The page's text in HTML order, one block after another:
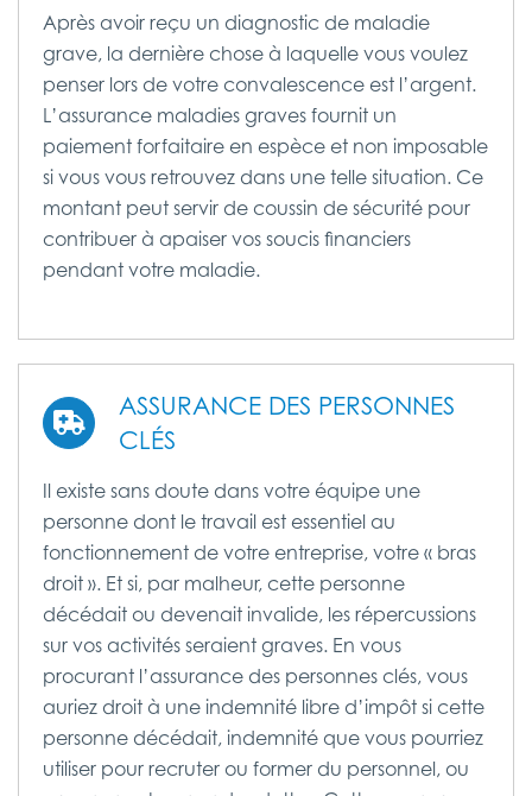
Après avoir reçu un diagnostic de maladie
grave, la dernière chose à laquelle vous voulez
penser lors de votre convalescence est l’argent.
L’assurance maladies graves fournit un
paiement forfaitaire en espèce et non imposable
si vous vous retrouvez dans une telle situation. Ce
montant peut servir de coussin de sécurité pour
contribuer à apaiser vos soucis financiers
pendant votre maladie.
ASSURANCE DES PERSONNES
CLÉS
Il existe sans doute dans votre équipe une
personne dont le travail est essentiel au
fonctionnement de votre entreprise, votre « bras
droit ». Et si, par malheur, cette personne
décédait ou devenait invalide, les répercussions
sur vos activités seraient graves. En vous
procurant l’assurance des personnes clés, vous
auriez droit à une indemnité libre d’impôt si cette
personne décédait, indemnité que vous pourriez
utiliser pour recruter ou former du personnel, ou